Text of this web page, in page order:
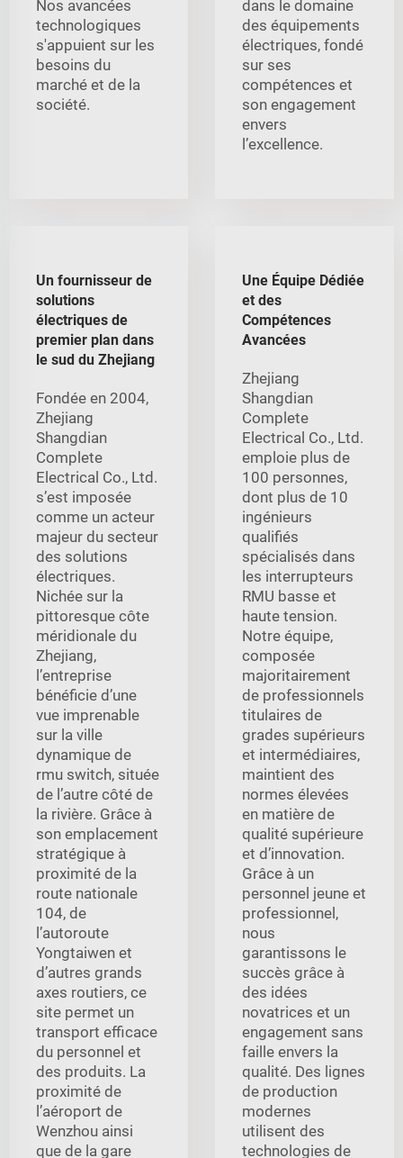
Nos avancées
technologiques
s'appuient sur les
besoins du
marché et de la
société.
dans le domaine
des équipements
électriques, fondé
sur ses
compétences et
son engagement
envers
l’excellence.
Un fournisseur de
solutions
électriques de
premier plan dans
le sud du Zhejiang
Fondée en 2004,
Zhejiang
Shangdian
Complete
Electrical Co., Ltd.
s’est imposée
comme un acteur
majeur du secteur
des solutions
électriques.
Nichée sur la
pittoresque côte
méridionale du
Zhejiang,
l’entreprise
bénéficie d’une
vue imprenable
sur la ville
dynamique de
rmu switch, située
de l’autre côté de
la rivière. Grâce à
son emplacement
stratégique à
proximité de la
route nationale
104, de
l’autoroute
Yongtaiwen et
d’autres grands
axes routiers, ce
site permet un
transport efficace
du personnel et
des produits. La
proximité de
l’aéroport de
Wenzhou ainsi
que de la gare
Une Équipe Dédiée
et des
Compétences
Avancées
Zhejiang
Shangdian
Complete
Electrical Co., Ltd.
emploie plus de
100 personnes,
dont plus de 10
ingénieurs
qualifiés
spécialisés dans
les interrupteurs
RMU basse et
haute tension.
Notre équipe,
composée
majoritairement
de professionnels
titulaires de
grades supérieurs
et intermédiaires,
maintient des
normes élevées
en matière de
qualité supérieure
et d’innovation.
Grâce à un
personnel jeune et
professionnel,
nous
garantissons le
succès grâce à
des idées
novatrices et un
engagement sans
faille envers la
qualité. Des lignes
de production
modernes
utilisent des
technologies de